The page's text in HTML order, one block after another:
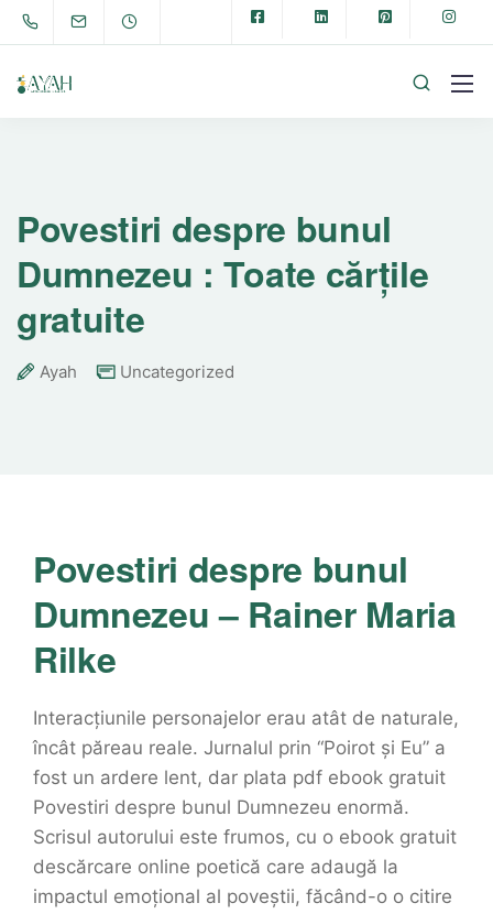
Povestiri despre bunul
Dumnezeu : Toate cărțile
gratuite
Ayah Uncategorized
Povestiri despre bunul
Dumnezeu – Rainer Maria
Rilke
Interacțiunile personajelor erau atât de naturale,
încât păreau reale. Jurnalul prin “Poirot și Eu” a
fost un ardere lent, dar plata pdf ebook gratuit
Povestiri despre bunul Dumnezeu enormă.
Scrisul autorului este frumos, cu o ebook gratuit
descărcare online poetică care adaugă la
impactul emoțional al poveștii, făcând-o o citire